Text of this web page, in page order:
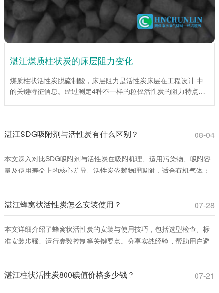
湛江煤质柱状炭的床层阻力变化
煤质柱状活性炭脱硫制酸，床层阻力是活性炭床层在工程设计 中
的关键特征信息。经过测定4种不一样的粒径活性炭的阻力特点，
力较小时对床层平均阻力系数影响很大。活性炭(1mm)床层平均阻
力系数伴随着床层高度的增加而增加，活性炭(4mm、6mm、
10mm)床层平均阻力系数伴随着床层高度的增大而下降。
湛江SDG吸附剂与活性炭有什么区别？ 08-04
本文深入对比SDG吸附剂与活性炭在吸附机理、适用污染物、吸附容
量及使用寿命上的核心差异。活性炭依赖物理吸附，适合有机气体；
湛江蜂窝状活性炭怎么安装使用？ 07-28
本文详细介绍了蜂窝状活性炭的安装与使用技巧，包括选型检查、标
准安装步骤、运行参数控制等关键要点。分享实战经验，帮助用户避
湛江柱状活性炭800碘值价格多少钱？ 07-21